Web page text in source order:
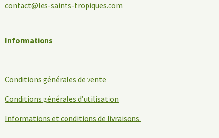
contact@les-saints-tropiques.com
Informations
Conditions générales de vente
Conditions générales d’utilisation
Informations et conditions de livraisons